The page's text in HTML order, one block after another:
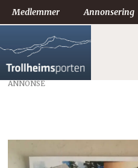
Medlemmer Annonsering
ANNONSE